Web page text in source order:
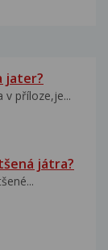
jater?
v příloze,je...
játra?